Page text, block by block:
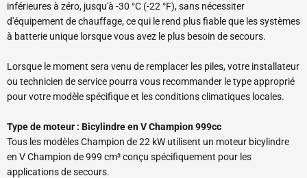
inférieures à zéro, jusqu'à -30 °C (-22 °F), sans nécessiter
d'équipement de chauffage, ce qui le rend plus fiable que les systèmes
à batterie unique lorsque vous avez le plus besoin de secours.
Lorsque le moment sera venu de remplacer les piles, votre installateur
ou technicien de service pourra vous recommander le type approprié
pour votre modèle spécifique et les conditions climatiques locales.
Type de moteur : Bicylindre en V Champion 999cc
Tous les modèles Champion de 22 kW utilisent un moteur bicylindre
en V Champion de 999 cm³ conçu spécifiquement pour les
applications de secours.